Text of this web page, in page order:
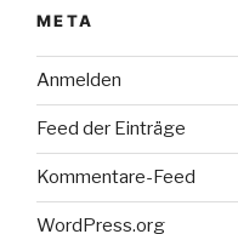
META
Anmelden
Feed der Einträge
Kommentare-Feed
WordPress.org